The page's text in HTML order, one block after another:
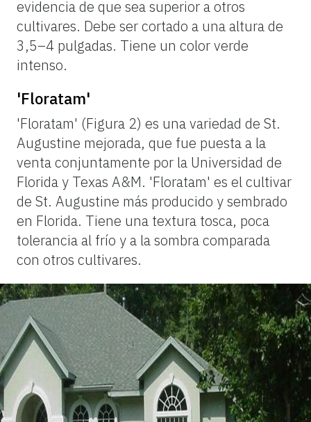
evidencia de que sea superior a otros
cultivares. Debe ser cortado a una altura de
3,5–4 pulgadas. Tiene un color verde
intenso.
'Floratam'
'Floratam' (Figura 2) es una variedad de St.
Augustine mejorada, que fue puesta a la
venta conjuntamente por la Universidad de
Florida y Texas A&M. 'Floratam' es el cultivar
de St. Augustine más producido y sembrado
en Florida. Tiene una textura tosca, poca
tolerancia al frío y a la sombra comparada
con otros cultivares.